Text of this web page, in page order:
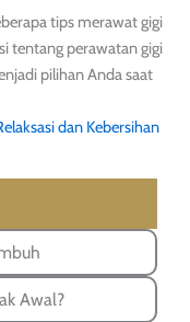
tips merawat gigi
tentang perawatan gigi
pilihan Anda saat
dan Kebersihan
Awal?